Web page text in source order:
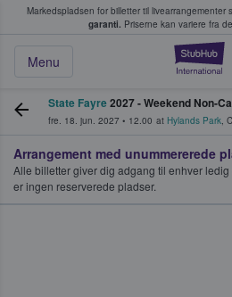
Markedspladsen for billetter til livearrangementer
garanti. Priserne kan variere fra
Menu
køber og sælger
State Fayre2027 - Weekend Non-
fre. 18. jun. 2027 • 12.00 at Hylands Park,
Arrangement med unummererede
Alle billetter giver dig adgang til enhver
er ingen reserverede pladser.